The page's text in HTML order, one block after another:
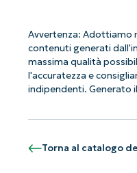
Avvertenza: Adottiamo
contenuti generati
massima qualità
l'accuratezza e
indipendenti. Generato
Torna al catalogo
Iniziate con le